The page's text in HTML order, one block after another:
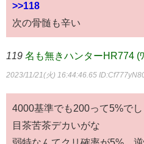
>>118
次の骨髄も辛い
119 名も無きハンターHR774 (
2023/11/21(火) 16:44:46.65
4000基準でも200って5%でし
目茶苦茶デカいがな